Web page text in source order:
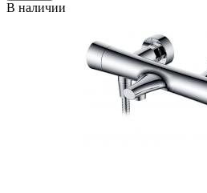
В наличии